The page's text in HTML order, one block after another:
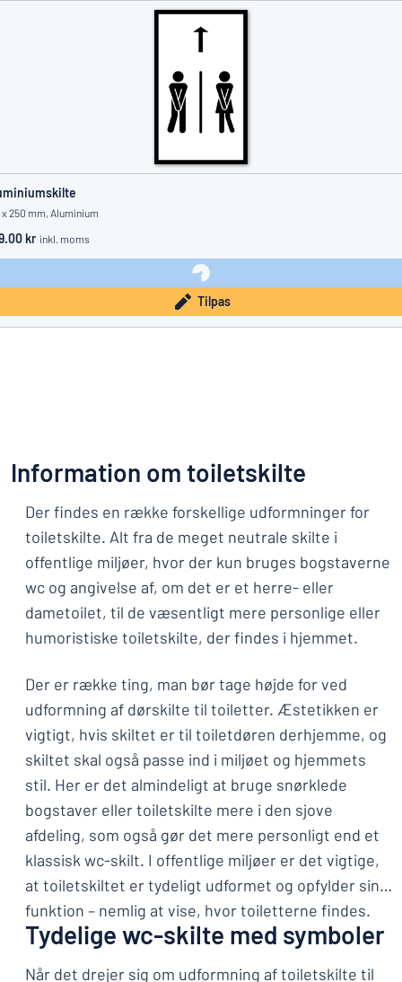
x 250 mm, Aluminium
kr inkl. moms
Tilpas
Information om toiletskilte
Der findes en række forskellige udformninger for
toiletskilte. Alt fra de meget neutrale skilte i
offentlige miljøer, hvor der kun bruges bogstaverne
wc og angivelse af, om det er et herre- eller
dametoilet, til de væsentligt mere personlige eller
humoristiske toiletskilte, der findes i hjemmet.
Der er række ting, man bør tage højde for ved
udformning af dørskilte til toiletter. Æstetikken er
vigtigt, hvis skiltet er til toiletdøren derhjemme, og
skiltet skal også passe ind i miljøet og hjemmets
stil. Her er det almindeligt at bruge snørklede
bogstaver eller toiletskilte mere i den sjove
afdeling, som også gør det mere personligt end et
klassisk wc-skilt. I offentlige miljøer er det vigtige,
at toiletskiltet er tydeligt udformet og opfylder sin
funktion – nemlig at vise, hvor toiletterne findes.
Tydelige wc-skilte med symboler
Når det drejer sig om udformning af toiletskilte til